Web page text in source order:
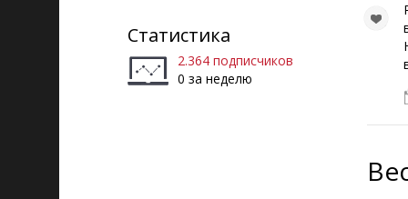
Статистика
2.364 подписчиков
0 за неделю